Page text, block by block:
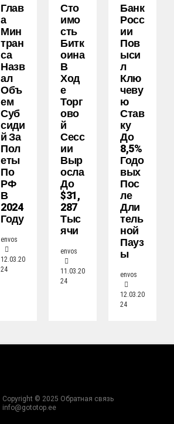
Глав
А
Мин
Тран
Са
Назв
Ал
Объ
Ем
Суб
Сиди
Й За
Пол
Еты
По
РФ
В
2024
Году
envos
12.03.20
24
Сто
Имо
Сть
Битк
Оина
В
Ход
Е
Торг
Ово
Й
Сесс
Ии
Выр
Осла
До
$31,
287
Тыс
Ячи
envos
11.03.20
24
Банк
Росс
Ии
Пов
Ыси
Л
Клю
Чеву
Ю
Став
Ку
До
8,5%
Годо
Вых
Пос
Ле
Дли
Тель
Ной
Пауз
Ы
envos
12.03.20
24
Copyright © 2025 Обратная связь
info@gototop.ee